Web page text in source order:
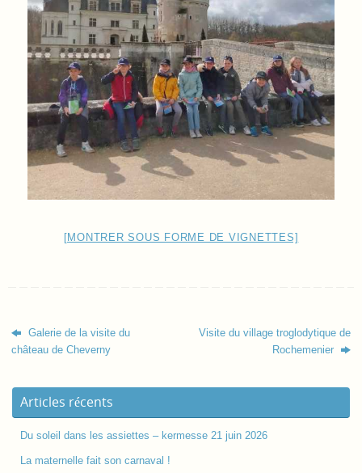
[MONTRER SOUS FORME DE VIGNETTES]
Galerie de la visite du
château de Cheverny
Visite du village troglodytique de
Rochemenier
Articles récents
Du soleil dans les assiettes – kermesse 21 juin 2026
La maternelle fait son carnaval !